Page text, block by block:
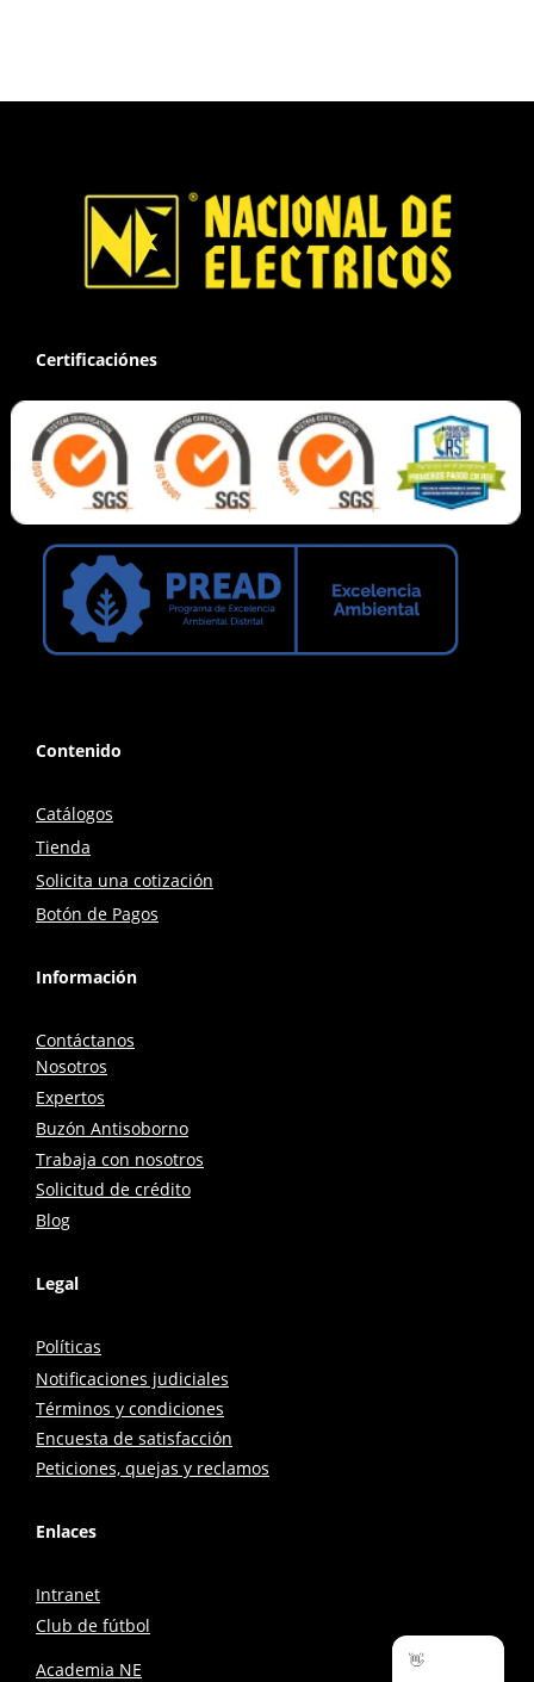
Certificaciónes
Contenido
Catálogos
Tienda
Solicita una cotización
Botón de Pagos
Información
Contáctanos
Nosotros
Expertos
Buzón Antisoborno
Trabaja con nosotros
Solicitud de crédito
Blog
Legal
Políticas
Notificaciones judiciales
Términos y condiciones
Encuesta de satisfacción
Peticiones, quejas y reclamos
Enlaces
Intranet
Club de fútbol
Academia NE
👋